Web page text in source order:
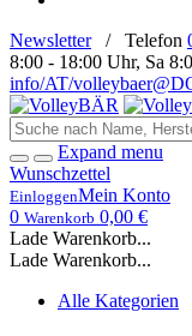
Newsletter/ Telefon
8:00 - 18:00 Uhr, Sa
info/AT/
Expand menu
Wunschzettel
EinloggenMein Konto
0 Warenkorb 0,00 €
Lade Warenkorb...
Lade Warenkorb...
Alle Kategorien